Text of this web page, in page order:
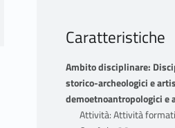
Caratteristiche
Ambito disciplinare:
storico-archeologici e
demoetnoantropologici e
Attività: Attività